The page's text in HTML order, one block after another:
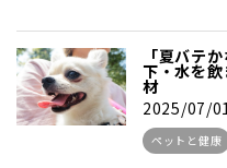
「夏バテ
下・水を
材
2025/07/01
ペットと健康